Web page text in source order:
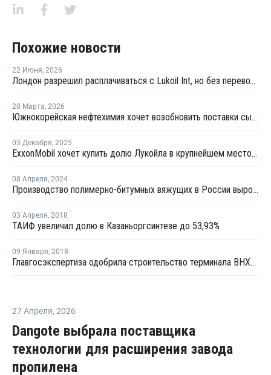
Похожие новости
22 Июня, 2026
Лондон разрешил расплачиваться с Lukoil Int, но без перевода средств Лукойлу
20 Марта, 2026
Южнокорейская нефтехимия хочет возобновить поставки сырья из России
03 Декабря, 2025
ExxonMobil хочет купить долю Лукойла в крупнейшем месторождении Ирака
08 Апреля, 2024
Производство полимерно-битумных вяжущих в России выросло на 15% за 2023 год
03 Апреля, 2018
ТАИФ увеличил долю в Казаньоргсинтезе до 53,93%
09 Января, 2018
Главгосэкспертиза одобрила строительство терминала ВНХК в Приморском крае
27 Апреля, 2026
Dangote выбрала поставщика
технологии для расширения завода
пропилена